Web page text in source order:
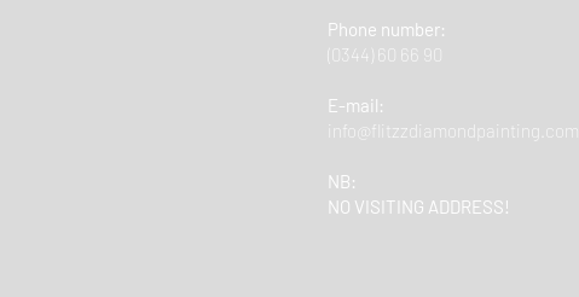
Phone number:
(0344) 60 66 90
E-mail:
info@flitzzdiamondpainting.com
NB:
NO VISITING ADDRESS!